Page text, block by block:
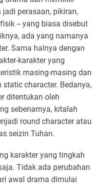
perasaan, pikiran,
-- yang biasa disebut
ada yang namanya
Sama halnya dengan
karakter yang
masing-masing dan
character. Bedanya,
ditentukan oleh
sebenarnya, kitalah
round character atau
seizin Tuhan.
karakter yang tingkah
Tidak ada perubahan
awal drama dimulai